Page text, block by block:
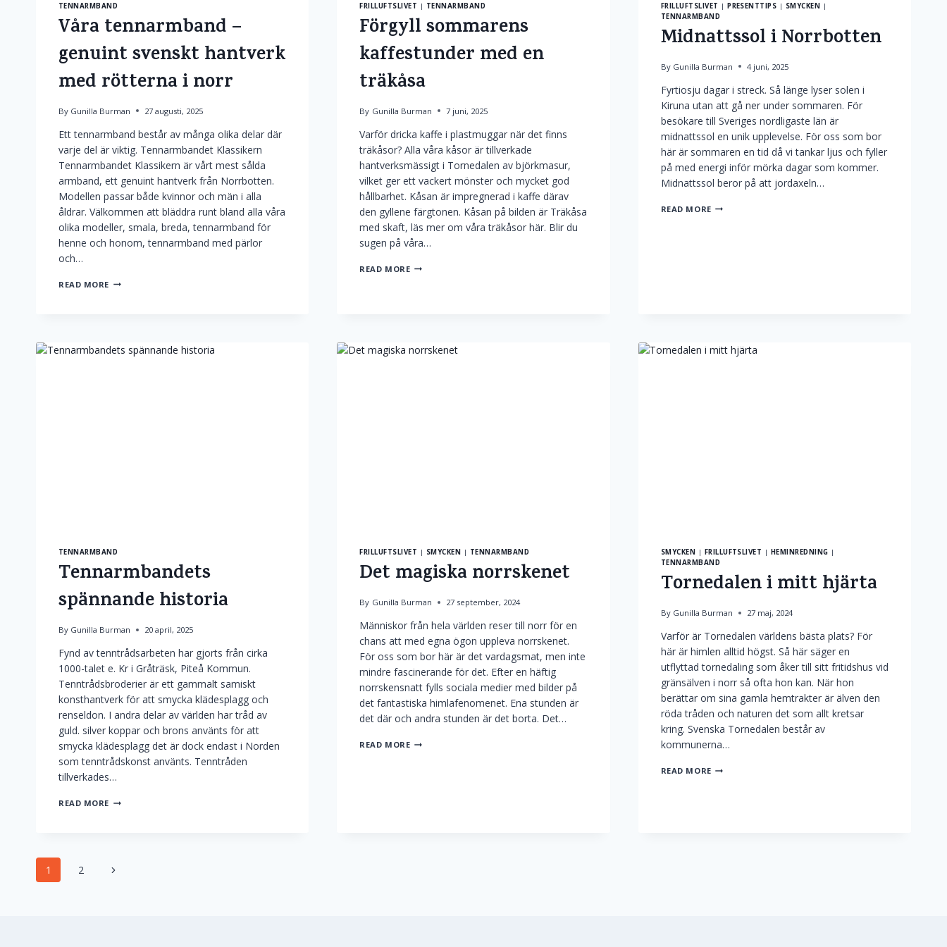
TENNARMBAND
Våra tennarmband –
genuint svenskt hantverk
med rötterna i norr
By Gunilla Burman 27 augusti, 2025
Ett tennarmband består av många olika delar där
varje del är viktig. Tennarmbandet Klassikern
Tennarmbandet Klassikern är vårt mest sålda
armband, ett genuint hantverk från Norrbotten.
Modellen passar både kvinnor och män i alla
åldrar. Välkommen att bläddra runt bland alla våra
olika modeller, smala, breda, tennarmband för
henne och honom, tennarmband med pärlor
och…
READ MORE VÅRA
MED
FRILLUFTSLIVET | TENNARMBAND
Förgyll sommarens
kaffestunder med en
träkåsa
By Gunilla Burman 7 juni, 2025
Varför dricka kaffe i plastmuggar när det finns
träkåsor? Alla våra kåsor är tillverkade
hantverksmässigt i Tornedalen av björkmasur,
vilket ger ett vackert mönster och mycket god
hållbarhet. Kåsan är impregnerad i kaffe därav
den gyllene färgtonen. Kåsan på bilden är Träkåsa
med skaft, läs mer om våra träkåsor här. Blir du
sugen på våra…
READ MOREFÖRGYLL
FRILLUFTSLIVET |PRESENTTIPS | SMYCKEN |
TENNARMBAND
Midnattssol i Norrbotten
By Gunilla Burman 4 juni, 2025
Fyrtiosju dagar i streck. Så länge lyser solen i
Kiruna utan att gå ner under sommaren. För
besökare till Sveriges nordligaste län är
midnattssol en unik upplevelse. För oss som bor
här är sommaren en tid då vi tankar ljus och fyller
på med energi inför mörka dagar som kommer.
Midnattssol beror på att jordaxeln…
READ MOREMIDNATTSSOL
TENNARMBAND
Tennarmbandets
spännande historia
By Gunilla Burman 20 april, 2025
Fynd av tenntrådsarbeten har gjorts från cirka
1000-talet e. Kr i Gråträsk, Piteå Kommun.
Tenntrådsbroderier är ett gammalt samiskt
konsthantverk för att smycka klädesplagg och
renseldon. I andra delar av världen har tråd av
guld. silver koppar och brons använts för att
smycka klädesplagg det är dock endast i Norden
som tenntrådskonst använts. Tenntråden
tillverkades…
READ MORE TENNARMBANDETS
FRILLUFTSLIVET | SMYCKEN | TENNARMBAND
Det magiska norrskenet
By Gunilla Burman 27 september, 2024
Människor från hela världen reser till norr för en
chans att med egna ögon uppleva norrskenet.
För oss som bor här är det vardagsmat, men inte
mindre fascinerande för det. Efter en häftig
norrskensnatt fylls sociala medier med bilder på
det fantastiska himlafenomenet. Ena stunden är
det där och andra stunden är det borta. Det…
READ MOREDET
SMYCKEN | FRILLUFTSLIVET | HEMINREDNING |
TENNARMBAND
Tornedalen i mitt hjärta
By Gunilla Burman 27 maj, 2024
Varför är Tornedalen världens bästa plats? För
här är himlen alltid högst. Så här säger en
utflyttad tornedaling som åker till sitt fritidshus vid
gränsälven i norr så ofta hon kan. När hon
berättar om sina gamla hemtrakter är älven den
röda tråden och naturen det som allt kretsar
kring. Svenska Tornedalen består av
kommunerna…
READ MORETORNEDALEN
Page
1 2
Next